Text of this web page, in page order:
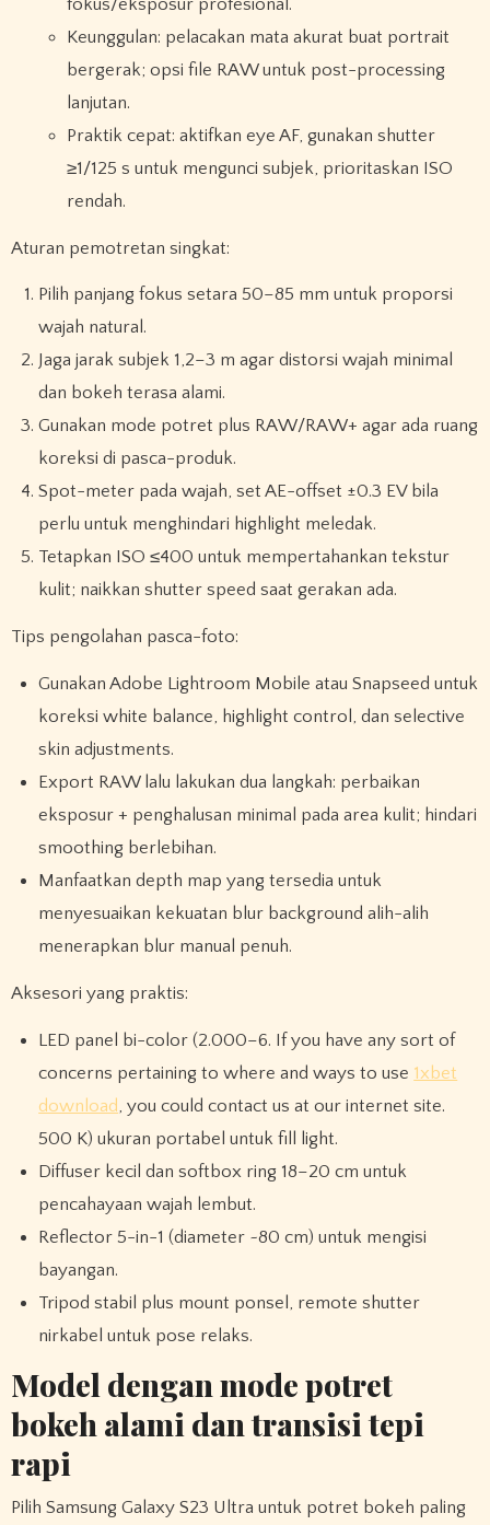
fokus/eksposur profesional.
Keunggulan: pelacakan mata akurat buat portrait
bergerak; opsi file RAW untuk post-processing
lanjutan.
Praktik cepat: aktifkan eye AF, gunakan shutter
≥1/125 s untuk mengunci subjek, prioritaskan ISO
rendah.
Aturan pemotretan singkat:
Pilih panjang fokus setara 50–85 mm untuk proporsi
wajah natural.
Jaga jarak subjek 1,2–3 m agar distorsi wajah minimal
dan bokeh terasa alami.
Gunakan mode potret plus RAW/RAW+ agar ada ruang
koreksi di pasca-produk.
Spot-meter pada wajah, set AE-offset ±0.3 EV bila
perlu untuk menghindari highlight meledak.
Tetapkan ISO ≤400 untuk mempertahankan tekstur
kulit; naikkan shutter speed saat gerakan ada.
Tips pengolahan pasca-foto:
Gunakan Adobe Lightroom Mobile atau Snapseed untuk
koreksi white balance, highlight control, dan selective
skin adjustments.
Export RAW lalu lakukan dua langkah: perbaikan
eksposur + penghalusan minimal pada area kulit; hindari
smoothing berlebihan.
Manfaatkan depth map yang tersedia untuk
menyesuaikan kekuatan blur background alih-alih
menerapkan blur manual penuh.
Aksesori yang praktis:
LED panel bi-color (2.000–6. If you have any sort of
concerns pertaining to where and ways to use 1xbet
download , you could contact us at our internet site.
500 K) ukuran portabel untuk fill light.
Diffuser kecil dan softbox ring 18–20 cm untuk
pencahayaan wajah lembut.
Reflector 5-in-1 (diameter ~80 cm) untuk mengisi
bayangan.
Tripod stabil plus mount ponsel, remote shutter
nirkabel untuk pose relaks.
Model dengan mode potret
bokeh alami dan transisi tepi
rapi
Pilih Samsung Galaxy S23 Ultra untuk potret bokeh paling